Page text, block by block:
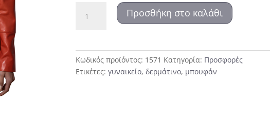
Δερμάτινο
Προσθήκη στο καλάθι
Κωδικός προϊόντος: 1571 Κατηγορία: Προσφορές
Ετικέτες: γυναικείο, δερμάτινο, μπουφάν